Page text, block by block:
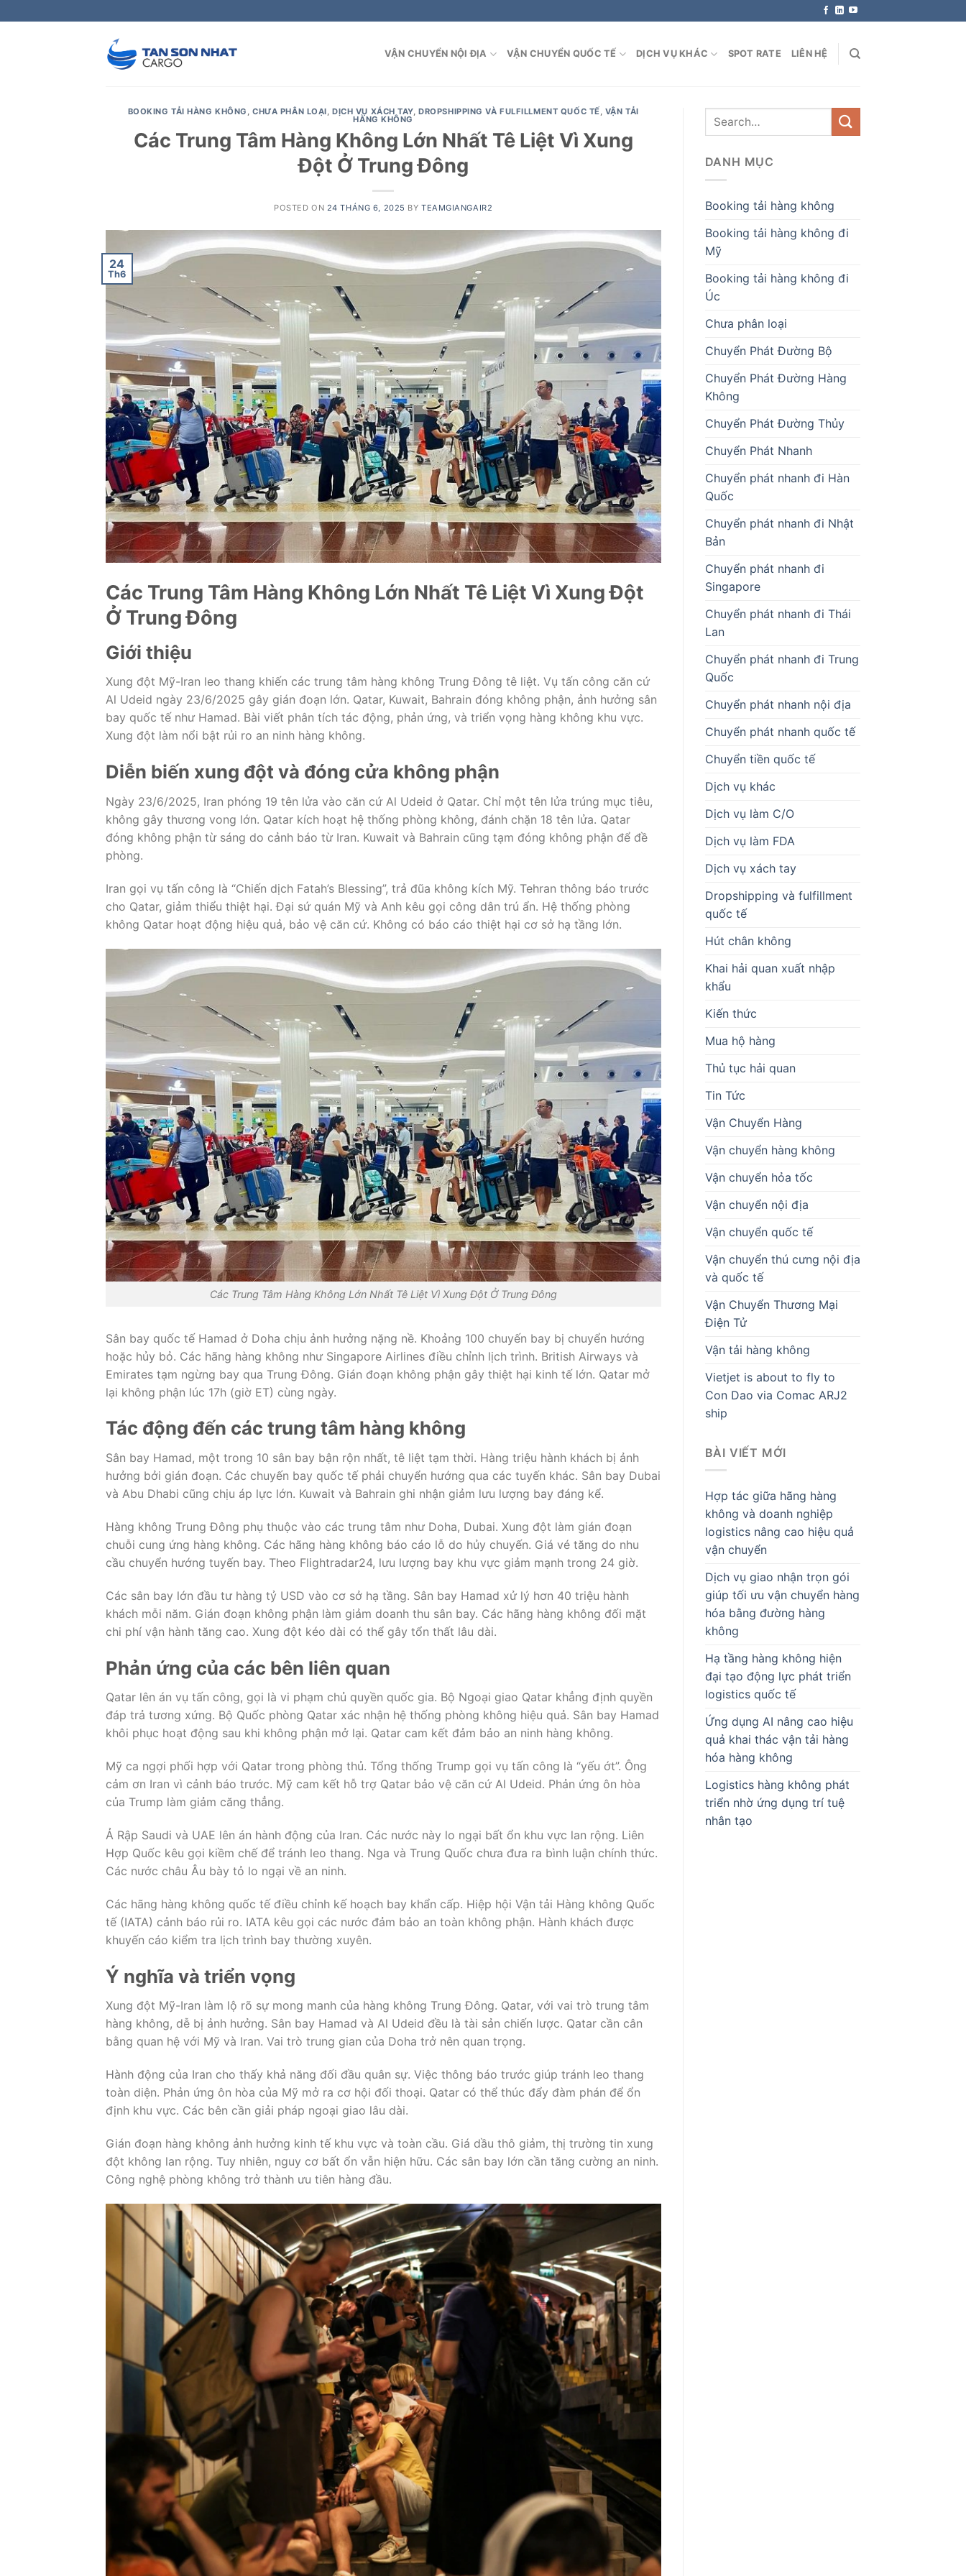
to
VẬN CHUYỂN NỘI ĐỊA VẬN CHUYỂN QUỐC TẾ DỊCH VỤ KHÁC SPOT RATE LIÊN HỆ
BOOKING TẢI HÀNG KHÔNG ,CHƯA PHÂN LOẠI,DỊCH VỤ XÁCH TAY,DROPSHIPPING VÀ FULFILLMENT QUỐC TẾ, VẬN TẢI
HÀNG KHÔNG
Các Trung Tâm Hàng Không Lớn Nhất Tê Liệt Vì Xung
Đột Ở Trung Đông
POSTED ON 24 THÁNG 6, 2025 BYTEAMGIANGAIR2
24
Th6
Các Trung Tâm Hàng Không Lớn Nhất Tê Liệt Vì Xung Đột
Ở Trung Đông
Giới thiệu
Xung đột Mỹ-Iran leo thang khiến các trung tâm hàng không Trung Đông tê liệt. Vụ tấn công căn cứ
Al Udeid ngày 23/6/2025 gây gián đoạn lớn. Qatar, Kuwait, Bahrain đóng không phận, ảnh hưởng sân
bay quốc tế như Hamad. Bài viết phân tích tác động, phản ứng, và triển vọng hàng không khu vực.
Xung đột làm nổi bật rủi ro an ninh hàng không.
Diễn biến xung đột và đóng cửa không phận
Ngày 23/6/2025, Iran phóng 19 tên lửa vào căn cứ Al Udeid ở Qatar. Chỉ một tên lửa trúng mục tiêu,
không gây thương vong lớn. Qatar kích hoạt hệ thống phòng không, đánh chặn 18 tên lửa. Qatar
đóng không phận từ sáng do cảnh báo từ Iran. Kuwait và Bahrain cũng tạm đóng không phận để đề
phòng.
Iran gọi vụ tấn công là “Chiến dịch Fatah’s Blessing”, trả đũa không kích Mỹ. Tehran thông báo trước
cho Qatar, giảm thiểu thiệt hại. Đại sứ quán Mỹ và Anh kêu gọi công dân trú ẩn. Hệ thống phòng
không Qatar hoạt động hiệu quả, bảo vệ căn cứ. Không có báo cáo thiệt hại cơ sở hạ tầng lớn.
Các Trung Tâm Hàng Không Lớn Nhất Tê Liệt Vì Xung Đột Ở Trung Đông
Sân bay quốc tế Hamad ở Doha chịu ảnh hưởng nặng nề. Khoảng 100 chuyến bay bị chuyển hướng
hoặc hủy bỏ. Các hãng hàng không như Singapore Airlines điều chỉnh lịch trình. British Airways và
Emirates tạm ngừng bay qua Trung Đông. Gián đoạn không phận gây thiệt hại kinh tế lớn. Qatar mở
lại không phận lúc 17h (giờ ET) cùng ngày.
Tác động đến các trung tâm hàng không
Sân bay Hamad, một trong 10 sân bay bận rộn nhất, tê liệt tạm thời. Hàng triệu hành khách bị ảnh
hưởng bởi gián đoạn. Các chuyến bay quốc tế phải chuyển hướng qua các tuyến khác. Sân bay Dubai
và Abu Dhabi cũng chịu áp lực lớn. Kuwait và Bahrain ghi nhận giảm lưu lượng bay đáng kể.
Hàng không Trung Đông phụ thuộc vào các trung tâm như Doha, Dubai. Xung đột làm gián đoạn
chuỗi cung ứng hàng không. Các hãng hàng không báo cáo lỗ do hủy chuyến. Giá vé tăng do nhu
cầu chuyển hướng tuyến bay. Theo Flightradar24, lưu lượng bay khu vực giảm mạnh trong 24 giờ.
Các sân bay lớn đầu tư hàng tỷ USD vào cơ sở hạ tầng. Sân bay Hamad xử lý hơn 40 triệu hành
khách mỗi năm. Gián đoạn không phận làm giảm doanh thu sân bay. Các hãng hàng không đối mặt
chi phí vận hành tăng cao. Xung đột kéo dài có thể gây tổn thất lâu dài.
Phản ứng của các bên liên quan
Qatar lên án vụ tấn công, gọi là vi phạm chủ quyền quốc gia. Bộ Ngoại giao Qatar khẳng định quyền
đáp trả tương xứng. Bộ Quốc phòng Qatar xác nhận hệ thống phòng không hiệu quả. Sân bay Hamad
khôi phục hoạt động sau khi không phận mở lại. Qatar cam kết đảm bảo an ninh hàng không.
Mỹ ca ngợi phối hợp với Qatar trong phòng thủ. Tổng thống Trump gọi vụ tấn công là “yếu ớt”. Ông
cảm ơn Iran vì cảnh báo trước. Mỹ cam kết hỗ trợ Qatar bảo vệ căn cứ Al Udeid. Phản ứng ôn hòa
của Trump làm giảm căng thẳng.
Ả Rập Saudi và UAE lên án hành động của Iran. Các nước này lo ngại bất ổn khu vực lan rộng. Liên
Hợp Quốc kêu gọi kiềm chế để tránh leo thang. Nga và Trung Quốc chưa đưa ra bình luận chính thức.
Các nước châu Âu bày tỏ lo ngại về an ninh.
Các hãng hàng không quốc tế điều chỉnh kế hoạch bay khẩn cấp. Hiệp hội Vận tải Hàng không Quốc
tế (IATA) cảnh báo rủi ro. IATA kêu gọi các nước đảm bảo an toàn không phận. Hành khách được
khuyến cáo kiểm tra lịch trình bay thường xuyên.
Ý nghĩa và triển vọng
Xung đột Mỹ-Iran làm lộ rõ sự mong manh của hàng không Trung Đông. Qatar, với vai trò trung tâm
hàng không, dễ bị ảnh hưởng. Sân bay Hamad và Al Udeid đều là tài sản chiến lược. Qatar cần cân
bằng quan hệ với Mỹ và Iran. Vai trò trung gian của Doha trở nên quan trọng.
Hành động của Iran cho thấy khả năng đối đầu quân sự. Việc thông báo trước giúp tránh leo thang
toàn diện. Phản ứng ôn hòa của Mỹ mở ra cơ hội đối thoại. Qatar có thể thúc đẩy đàm phán để ổn
định khu vực. Các bên cần giải pháp ngoại giao lâu dài.
Gián đoạn hàng không ảnh hưởng kinh tế khu vực và toàn cầu. Giá dầu thô giảm, thị trường tin xung
đột không lan rộng. Tuy nhiên, nguy cơ bất ổn vẫn hiện hữu. Các sân bay lớn cần tăng cường an ninh.
Công nghệ phòng không trở thành ưu tiên hàng đầu.
DANH MỤC
Booking tải hàng không
Booking tải hàng không đi
Mỹ
Booking tải hàng không đi
Úc
Chưa phân loại
Chuyển Phát Đường Bộ
Chuyển Phát Đường Hàng
Không
Chuyển Phát Đường Thủy
Chuyển Phát Nhanh
Chuyển phát nhanh đi Hàn
Quốc
Chuyển phát nhanh đi Nhật
Bản
Chuyển phát nhanh đi
Singapore
Chuyển phát nhanh đi Thái
Lan
Chuyển phát nhanh đi Trung
Quốc
Chuyển phát nhanh nội địa
Chuyển phát nhanh quốc tế
Chuyển tiền quốc tế
Dịch vụ khác
Dịch vụ làm C/O
Dịch vụ làm FDA
Dịch vụ xách tay
Dropshipping và fulfillment
quốc tế
Hút chân không
Khai hải quan xuất nhập
khẩu
Kiến thức
Mua hộ hàng
Thủ tục hải quan
Tin Tức
Vận Chuyển Hàng
Vận chuyển hàng không
Vận chuyển hỏa tốc
Vận chuyển nội địa
Vận chuyển quốc tế
Vận chuyển thú cưng nội địa
và quốc tế
Vận Chuyển Thương Mại
Điện Tử
Vận tải hàng không
Vietjet is about to fly to
Con Dao via Comac ARJ2
ship
BÀI VIẾT MỚI
Hợp tác giữa hãng hàng
không và doanh nghiệp
logistics nâng cao hiệu quả
vận chuyển
Dịch vụ giao nhận trọn gói
giúp tối ưu vận chuyển hàng
hóa bằng đường hàng
không
Hạ tầng hàng không hiện
đại tạo động lực phát triển
logistics quốc tế
Ứng dụng AI nâng cao hiệu
quả khai thác vận tải hàng
hóa hàng không
Logistics hàng không phát
triển nhờ ứng dụng trí tuệ
nhân tạo